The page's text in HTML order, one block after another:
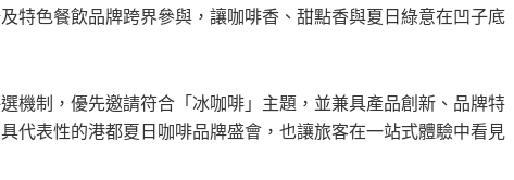
特色餐飲品牌跨界參與，讓咖啡香、甜點香與夏日綠意在凹子底
機制，優先邀請符合「冰咖啡」主題，並兼具產品創新、品牌特
代表性的港都夏日咖啡品牌盛會，也讓旅客在一站式體驗中看見